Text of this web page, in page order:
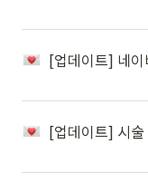
[업데이트] 네
[업데이트] 시